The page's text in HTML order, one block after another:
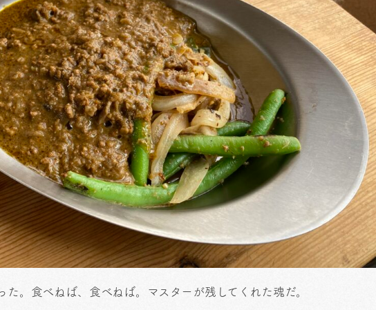
た。食べねば、食べねば。マスターが残してくれた魂だ。